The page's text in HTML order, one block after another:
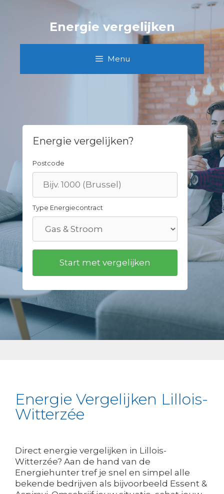
Energie vergelijken
Menu
Energie vergelijken?
Postcode
Type Energiecontract
Energie Vergelijken Lillois-
Witterzée
Direct energie vergelijken in Lillois-
Witterzée? Aan de hand van de
Energiehunter tref je snel en simpel alle
bekende bedrijven als bijvoorbeeld Essent &